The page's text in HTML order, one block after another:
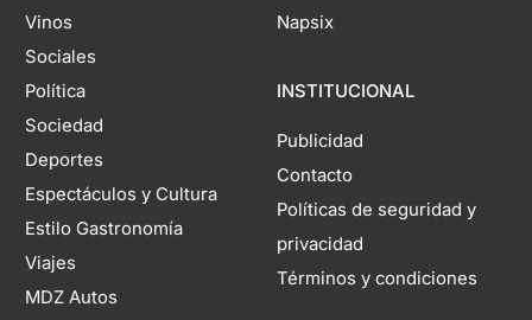
Vinos
Sociales
Política
Sociedad
Deportes
Espectáculos y Cultura
Estilo Gastronomía
Viajes
MDZ Autos
Napsix
INSTITUCIONAL
Publicidad
Contacto
Políticas de seguridad y
privacidad
Términos y condiciones